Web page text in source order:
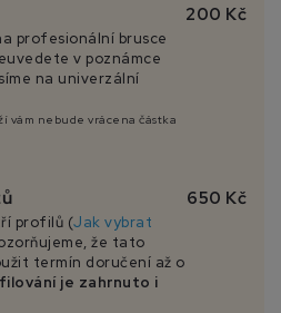
profesionální brusce
v poznámce
na univerzální
vám nebude vrácena částka
200 Kč
profilů (Jak vybrat
že tato
termín doručení až o
je zahrnuto i
650 Kč